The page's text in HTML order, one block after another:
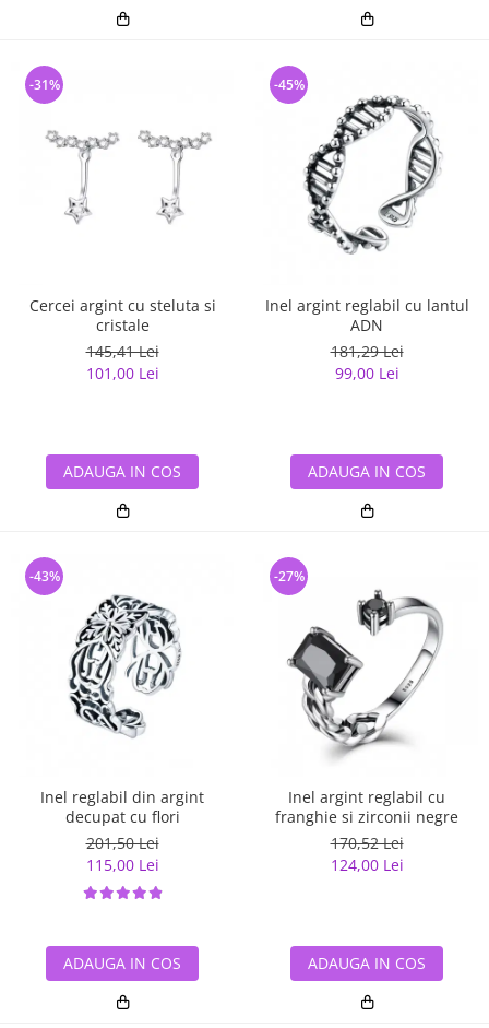
Cercei argint cu steluta si
cristale
145,41 Lei
101,00 Lei
-31%
ADAUGA IN COS
Inel argint reglabil cu lantul
ADN
181,29 Lei
99,00 Lei
-45%
ADAUGA IN COS
Inel reglabil din argint
decupat cu flori
201,50 Lei
115,00 Lei
-43%
ADAUGA IN COS
Inel argint reglabil cu
franghie si zirconii negre
170,52 Lei
124,00 Lei
-27%
ADAUGA IN COS